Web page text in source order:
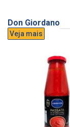
Don Giordano
Veja mais